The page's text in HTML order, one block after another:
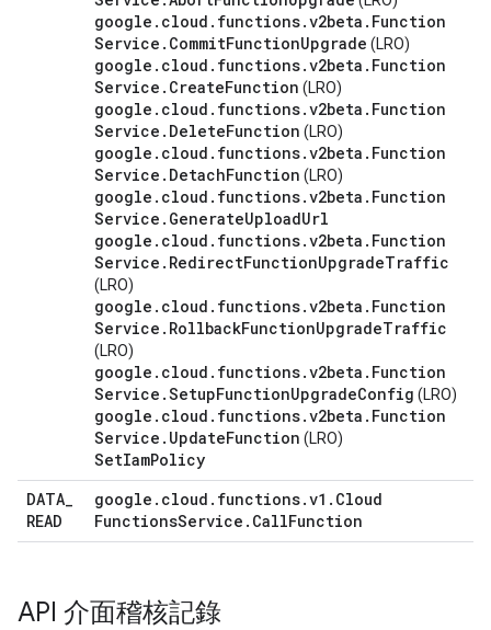
google . cloud . functions.v2beta . Function
Service . CommitFunctionUpgrade (LRO)
google . cloud . functions.v2beta . Function
Service . CreateFunction (LRO)
google . cloud . functions.v2beta . Function
Service . DeleteFunction (LRO)
google . cloud . functions.v2beta . Function
Service . DetachFunction (LRO)
google . cloud . functions.v2beta . Function
Service . GenerateUploadUrl
google . cloud . functions.v2beta . Function
Service . RedirectFunctionUpgradeTraffic
(LRO)
google . cloud . functions.v2beta . Function
Service . RollbackFunctionUpgradeTraffic
(LRO)
google . cloud . functions.v2beta . Function
Service .SetupFunctionUpgradeConfig (LRO)
google . cloud . functions.v2beta . Function
Service . UpdateFunction (LRO)
SetIamPolicy
DATA_
READ
google . cloud . functions.v1 . Cloud
FunctionsService . CallFunction
API 介面稽核記錄